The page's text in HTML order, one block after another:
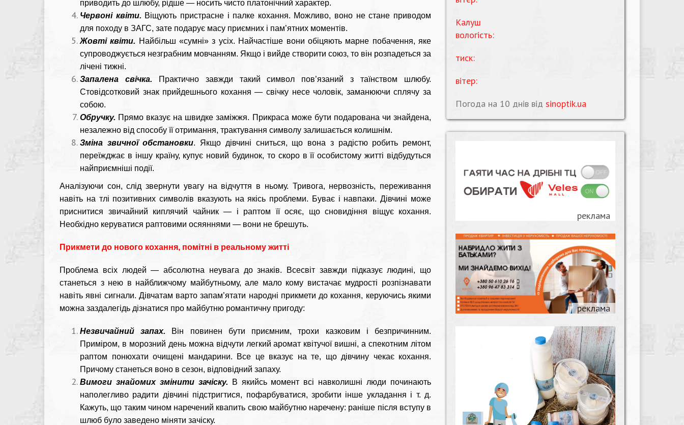
приводить до шлюбу, рідше — носить чисто платонічний характер.
Червоні квіти. Віщують пристрасне і палке кохання. Можливо, воно не стане приводом
для походу в ЗАГС, зате подарує масу приємних і пам’ятних моментів.
Жовті квіти. Найбільш «сумні» з усіх. Найчастіше вони обіцяють марне побачення, яке
супроводжується незграбним мовчанням. Якщо і вийде створити союз, то він розпадеться за
лічені тижні.
Запалена свічка.
Практично завжди такий символ пов’язаний з таїнством шлюбу.
Стовідсотковий знак прийдешнього кохання — свічку несе чоловік, заманюючи сплячу за
собою.
Обручку. Прямо вказує на швидке заміжжя. Прикраса може бути подарована чи знайдена,
незалежно від способу її отримання, трактування символу залишається колишнім.
Зміна звичної обстановки. Якщо дівчині сниться, що вона з радістю робить ремонт,
переїжджає в іншу країну, купує новий будинок, то скоро в її особистому житті відбудуться
найприємніші події.
Аналізуючи сон, слід звернути увагу на відчуття в ньому. Тривога, нервозність, переживання
навіть на тлі позитивних символів вказують на якісь проблеми. Буває і навпаки. Дівчині може
приснитися звичайний киплячий чайник — і раптом її осяє, що сновидіння віщує кохання.
Необхідно керуватися раптовими осяяннями — вони не брешуть.
Прикмети до нового кохання, помітні в реальному житті
Проблема всіх людей — абсолютна неувага до знаків. Всесвіт завжди підказує людині, що
станеться з нею в найближчому майбутньому, але мало кому вистачає мудрості розпізнавати
навіть явні сигнали. Дівчатам варто запам’ятати народні прикмети до кохання, керуючись якими
можна заздалегідь дізнатися про майбутню романтичну пригоду:
Незвичайний запах. Він повинен бути приємним, трохи казковим і безпричинним.
Приміром, в морозний день можна відчути легкий аромат квітучої вишні, а спекотним літом
раптом понюхати очищені мандарини. Все це вказує на те, що дівчину чекає кохання.
Причому станеться воно в сезон, відповідний запаху.
Вимоги знайомих змінити зачіску.
В якийсь момент всі навколишні люди починають
наполегливо радити дівчині підстригтися, пофарбуватися, зробити інше укладання і т. д.
Кажуть, що таким чином наречений квапить свою майбутню наречену: раніше після вступу в
шлюб було заведено міняти зачіску.
Калуш
вологість:
тиск:
вітер:
Погода на 10 днів від sinoptik.ua